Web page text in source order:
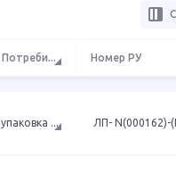
Потреби... Номер РУ
упаковка ... ЛП- N(000162)-